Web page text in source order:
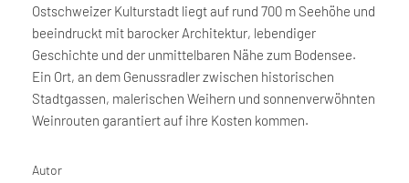
Ostschweizer Kulturstadt liegt auf rund 700 m Seehöhe und
beeindruckt mit barocker Architektur, lebendiger
Geschichte und der unmittelbaren Nähe zum Bodensee.
Ein Ort, an dem Genussradler zwischen historischen
Stadtgassen, malerischen Weihern und sonnenverwöhnten
Weinrouten garantiert auf ihre Kosten kommen.
Autor